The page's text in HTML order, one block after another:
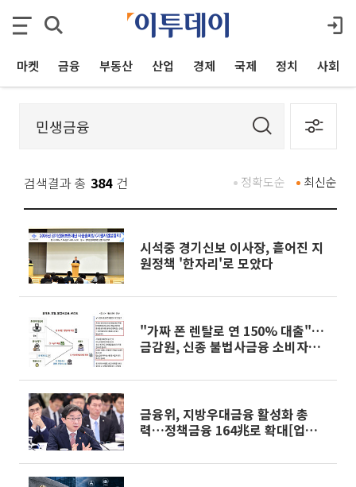
마켓 금융 부동산 산업 경제 국제 정치 사회
검색결과 총 384 건 최신순
정확도순
시석중 경기신보 이사장, 흩어진 지
원정책 '한자리'로 모았다
"가짜 폰 렌탈로 연 150% 대출"…
금감원, 신종 불법사금융 소비자경
금융위, 지방우대금융 활성화 총
력…정책금융 164兆로 확대[업무보